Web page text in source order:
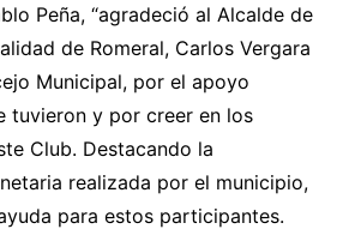
Peña, “agradeció al Alcalde de
de Romeral, Carlos Vergara
Municipal, por el apoyo
tuvieron y por creer en los
Club. Destacando la
realizada por el municipio,
para estos participantes.